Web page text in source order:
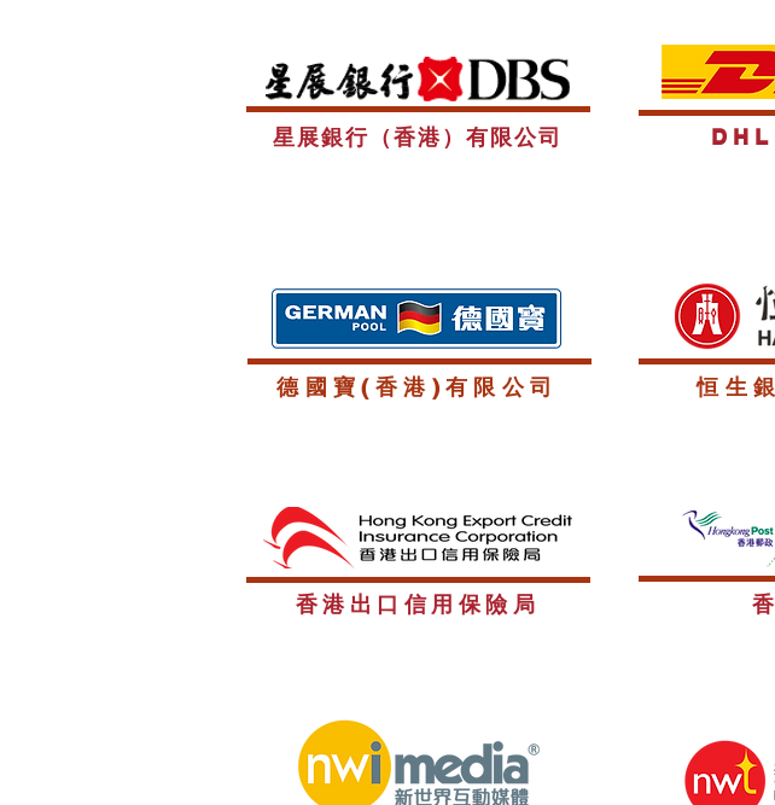
星展銀行（香港）有限公司
德國寶(香港)有限公司 恒生
​香港出口信用保險局